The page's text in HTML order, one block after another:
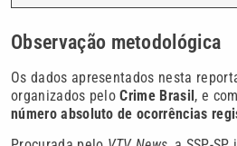
Observação metodológica
Os dados apresentados nesta
organizados peloCrime Brasil, e
número absoluto de ocorrências